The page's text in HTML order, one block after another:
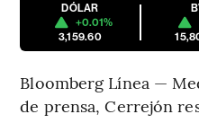
DÓLAR
+0.01%
3,159.60
Bloomberg Línea —
de prensa, Cerrejón